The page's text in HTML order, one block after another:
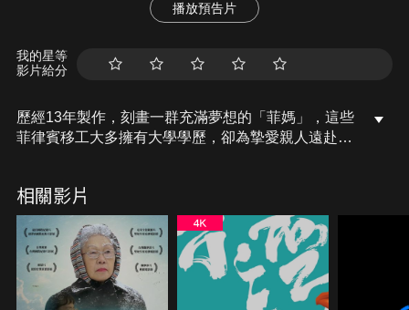
播放預告片
我的星等
影片給分
歷經13年製作，刻畫一群充滿夢想的「菲媽」，這些
菲律賓移工大多擁有大學學歷，卻為摯愛親人遠赴異
之後，幾位菲媽已回鄉、幾位則是繼續留在台灣，她
們的夢想實現了嗎？她們又付出了哪些愛的代價呢？
相關影片